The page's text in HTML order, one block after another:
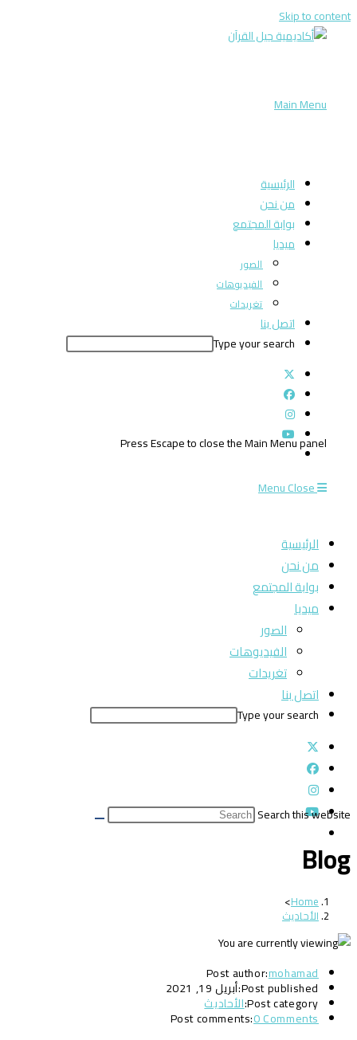
Skip to content
Main Menu
الرئيسية
من نحن
بوابة المجتمع
ميديا
الصور
الفيديوهات
تغريدات
اتصل بنا
Type your search
Press Escape to close the Main Menu panel
MenuClose
الرئيسية
من نحن
بوابة المجتمع
ميديا
الصور
الفيديوهات
تغريدات
اتصل بنا
Type your search
Search this website
Blog
Home
>
الأحاديث
Post author:mohamad
Post published:أبريل 19, 2021
Post category:الأحاديث
Post comments:0 Comments